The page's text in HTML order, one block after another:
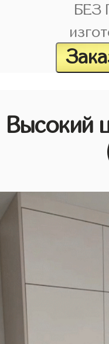
БЕЗ
Высокий